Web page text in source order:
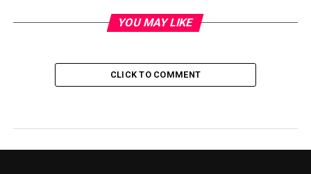
YOU MAY LIKE
CLICK TO COMMENT